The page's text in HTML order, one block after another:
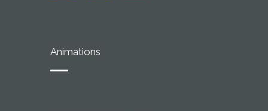
Animations